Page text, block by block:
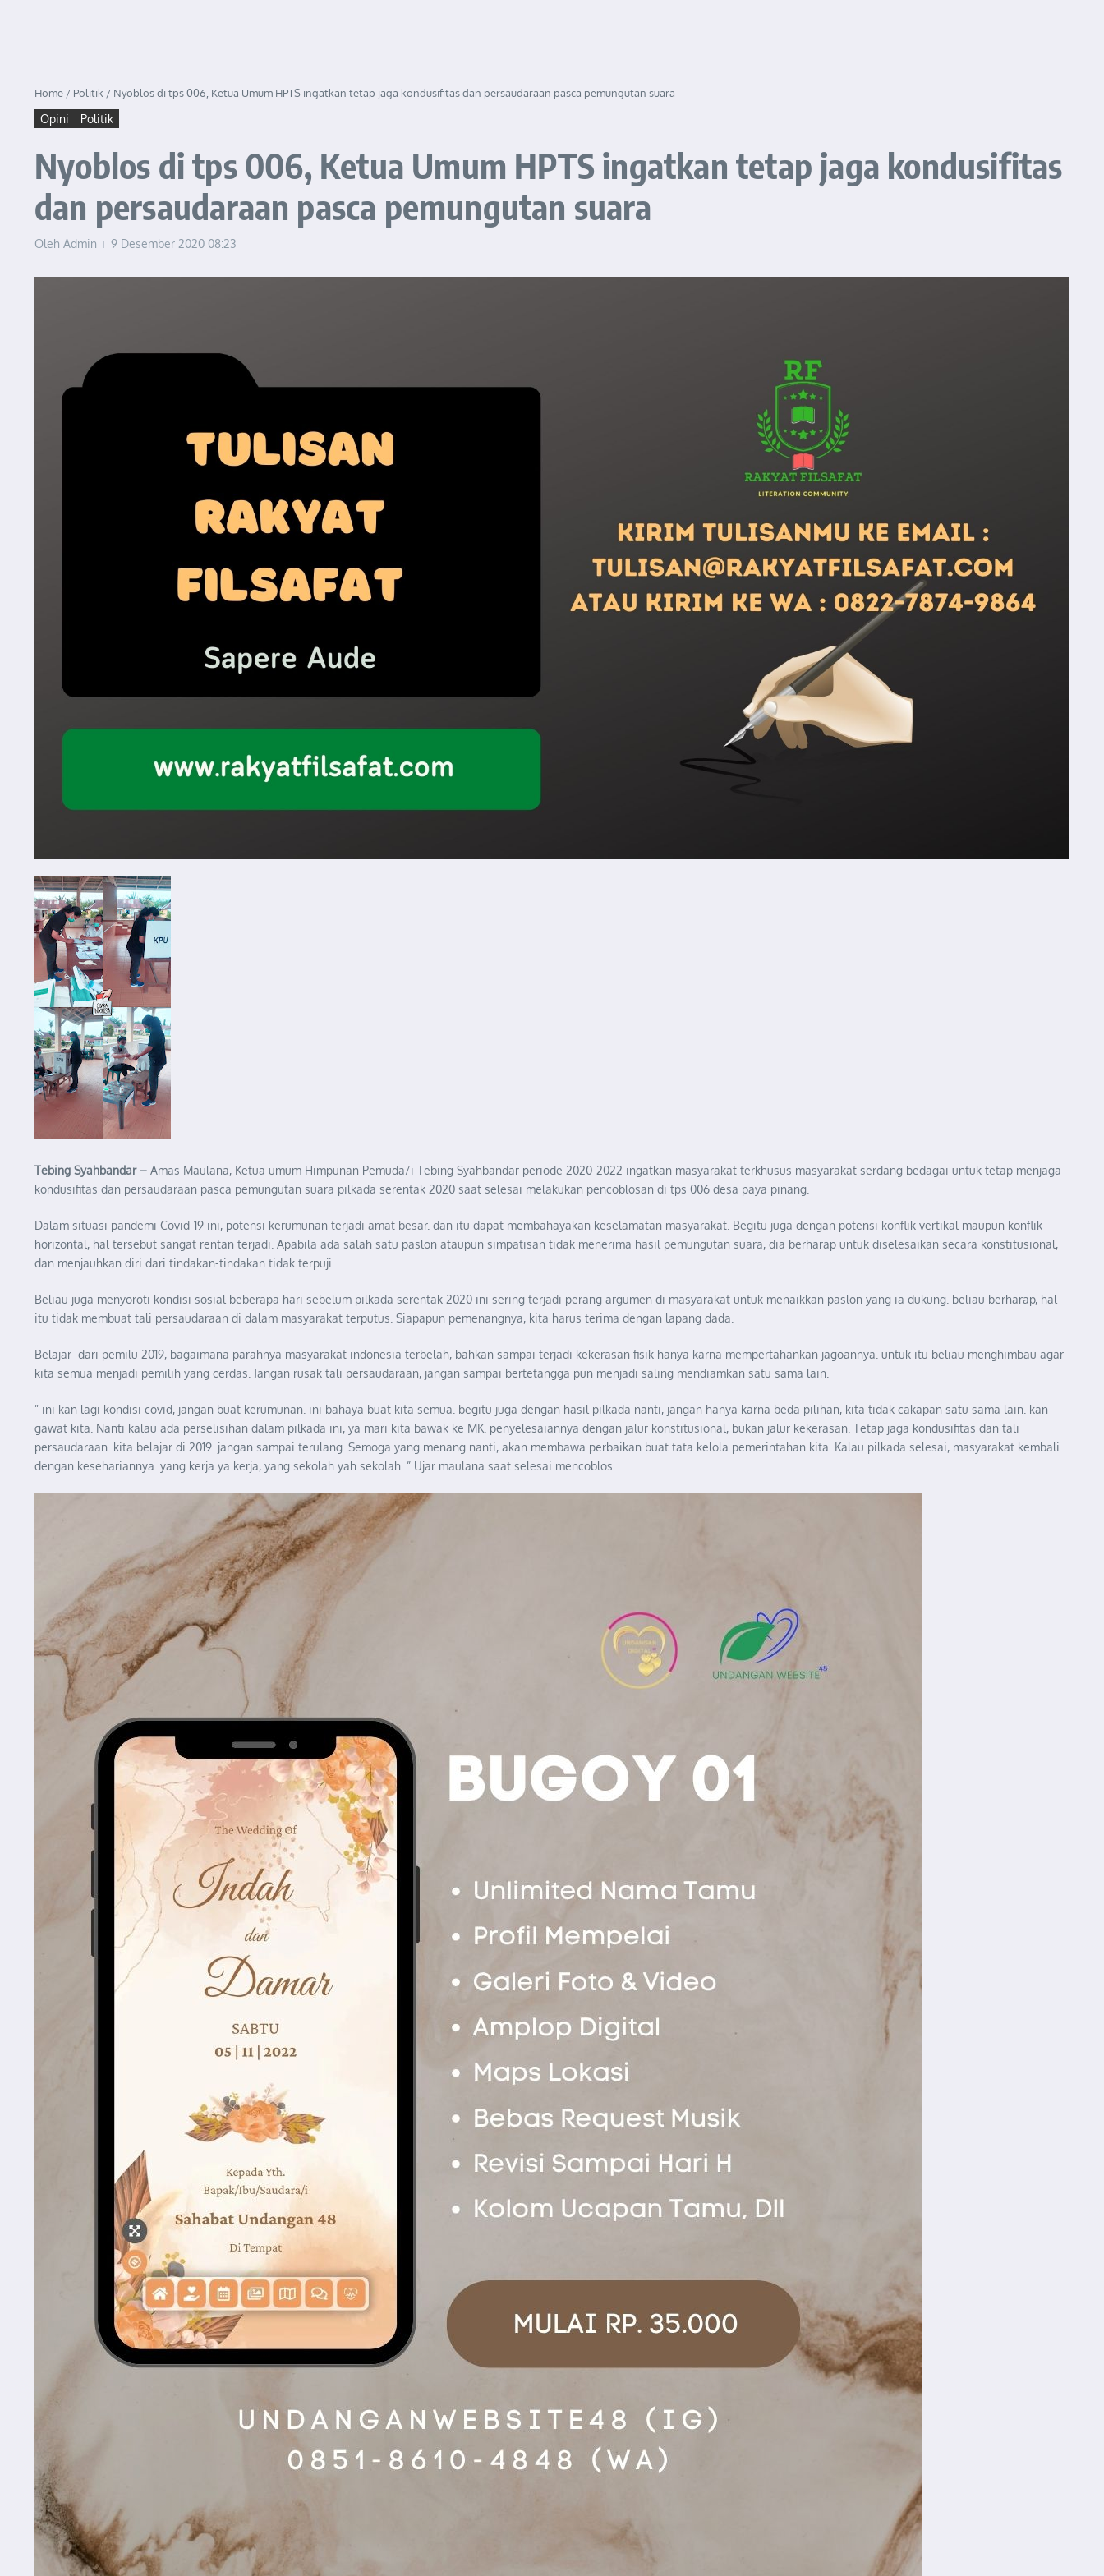
Home / Politik / Nyoblos di tps 006, Ketua Umum HPTS ingatkan tetap jaga kondusifitas dan persaudaraan pasca pemungutan suara
Opini Politik
Nyoblos di tps 006, Ketua Umum HPTS ingatkan tetap jaga kondusifitas
dan persaudaraan pasca pemungutan suara
Oleh Admin 9 Desember 2020 08:23
Tebing Syahbandar – Amas Maulana, Ketua umum Himpunan Pemuda/i Tebing Syahbandar periode 2020-2022 ingatkan masyarakat terkhusus masyarakat serdang bedagai untuk tetap menjaga
kondusifitas dan persaudaraan pasca pemungutan suara pilkada serentak 2020 saat selesai melakukan pencoblosan di tps 006 desa paya pinang.
Dalam situasi pandemi Covid-19 ini, potensi kerumunan terjadi amat besar. dan itu dapat membahayakan keselamatan masyarakat. Begitu juga dengan potensi konflik vertikal maupun konflik
horizontal, hal tersebut sangat rentan terjadi. Apabila ada salah satu paslon ataupun simpatisan tidak menerima hasil pemungutan suara, dia berharap untuk diselesaikan secara konstitusional,
dan menjauhkan diri dari tindakan-tindakan tidak terpuji.
Beliau juga menyoroti kondisi sosial beberapa hari sebelum pilkada serentak 2020 ini sering terjadi perang argumen di masyarakat untuk menaikkan paslon yang ia dukung. beliau berharap, hal
itu tidak membuat tali persaudaraan di dalam masyarakat terputus. Siapapun pemenangnya, kita harus terima dengan lapang dada.
Belajar dari pemilu 2019, bagaimana parahnya masyarakat indonesia terbelah, bahkan sampai terjadi kekerasan fisik hanya karna mempertahankan jagoannya. untuk itu beliau menghimbau agar
kita semua menjadi pemilih yang cerdas. Jangan rusak tali persaudaraan, jangan sampai bertetangga pun menjadi saling mendiamkan satu sama lain.
” ini kan lagi kondisi covid, jangan buat kerumunan. ini bahaya buat kita semua. begitu juga dengan hasil pilkada nanti, jangan hanya karna beda pilihan, kita tidak cakapan satu sama lain. kan
gawat kita. Nanti kalau ada perselisihan dalam pilkada ini, ya mari kita bawak ke MK. penyelesaiannya dengan jalur konstitusional, bukan jalur kekerasan. Tetap jaga kondusifitas dan tali
persaudaraan. kita belajar di 2019. jangan sampai terulang. Semoga yang menang nanti, akan membawa perbaikan buat tata kelola pemerintahan kita. Kalau pilkada selesai, masyarakat kembali
dengan kesehariannya. yang kerja ya kerja, yang sekolah yah sekolah. ” Ujar maulana saat selesai mencoblos.